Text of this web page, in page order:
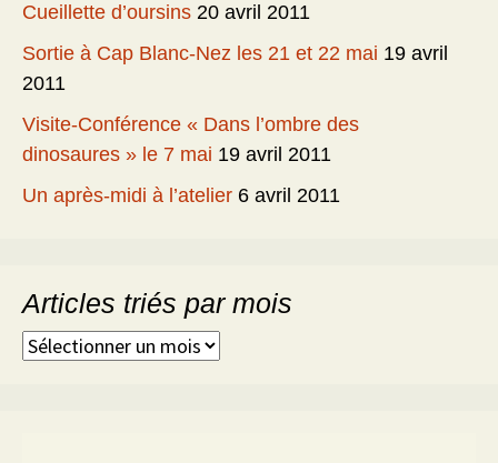
Cueillette d’oursins 20 avril 2011
Sortie à Cap Blanc-Nez les 21 et 22 mai 19 avril
2011
Visite-Conférence « Dans l’ombre des
dinosaures » le 7 mai 19 avril 2011
Un après-midi à l’atelier 6 avril 2011
Articles triés par mois
Articles